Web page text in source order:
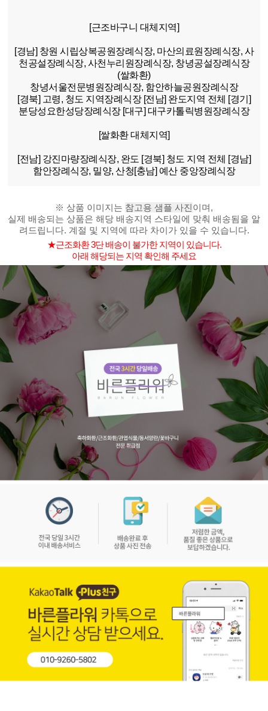
[근조바구니 대체지역]
[경남] 창원 시립상복공원장례식장, 마산의료원장례식장, 사
천공설장례식장, 사천누리원장례식장, 창녕공설장례식장
(쌀화환)
창녕서울전문병원장례식장, 함안하늘공원장례식장
[경북] 고령, 청도 지역장례식장 [전남] 완도지역 전체 [경기]
분당성요한성당장례식장 [대구] 대구카톨릭병원장례식장
[쌀화환 대체지역]
[전남] 강진마량장례식장, 완도 [경북] 청도 지역 전체 [경남]
함안장례식장, 밀양, 산청[충남] 예산 중앙장례식장
※ 상품 이미지는 참고용 샘플 사진이며,
실제 배송되는 상품은 해당 배송지역 스타일에 맞춰 배송됨을 알
려드립니다. 계절 및 지역에 따라 차이가 있을 수 있습니다.
★근조화환 3단 배송이 불가한 지역이 있습니다.
아래 해당되는 지역 확인해 주세요